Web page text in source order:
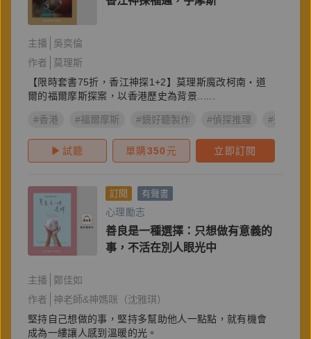
主播
吳奕倫
作者
莫理斯
【限時套書75折，香江神探1+2】莫理斯魔改柯南‧道
爾的福爾摩斯探案，以香港歷史為背景......
#香港 #福爾摩斯 #鏡好聽製作 #偵探推理 #遠流出
試聽 單購350 元 立即訂閱
訂閱 有聲書
心理勵志
善良是一種選擇：只想做有意義的
事，不活在別人眼光中
主播
鄭佳如
作者
神老師&神媽咪（沈雅琪）
堅持自己想做的事，堅持多幫助他人一點點，就有機會
成為一縷讓人感到溫暖的光。